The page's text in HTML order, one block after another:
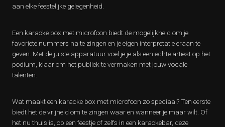
aan elke feestelijke gelegenheid.
Een karaoke box met microfoon biedt de mogelijkheid om je
favoriete nummers na te zingen en je eigen interpretatie eraan te
geven. Met de juiste apparatuur voel je je als een echte artiest op het
podium, klaar om het publiek te vermaken met jouw vocale
talenten.
Wat maakt een karaoke box met microfoon zo speciaal? Ten eerste
biedt het de vrijheid om te zingen waar en wanneer je maar wilt. Of
het nu thuis is, op een feestje of zelfs in een karaokebar, deze